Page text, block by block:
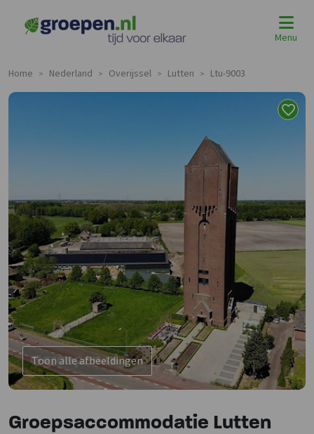
Menu
Home > Nederland > Overijssel > Lutten > Ltu-9003
Toon alle afbeeldingen
Groepsaccommodatie Lutten